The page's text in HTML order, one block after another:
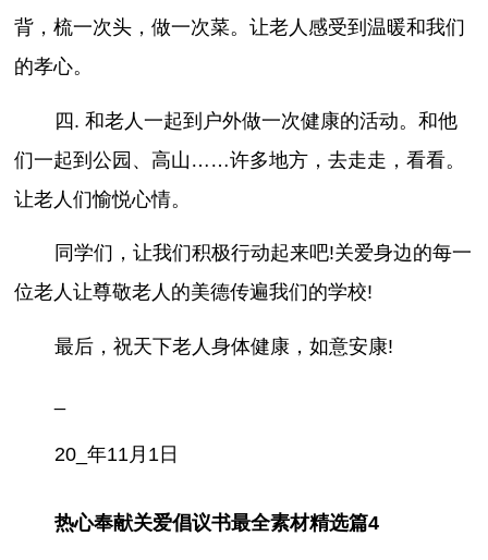
背，梳一次头，做一次菜。让老人感受到温暖和我们
的孝心。
四. 和老人一起到户外做一次健康的活动。和他
们一起到公园、高山……许多地方，去走走，看看。
让老人们愉悦心情。
同学们，让我们积极行动起来吧!关爱身边的每一
位老人让尊敬老人的美德传遍我们的学校!
最后，祝天下老人身体健康，如意安康!
20_年11月1日
热心奉献关爱倡议书最全素材精选篇4